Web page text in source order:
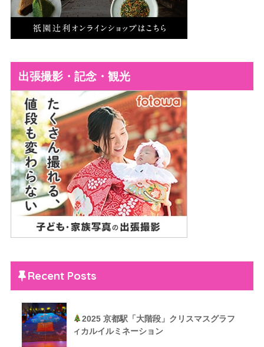
出張撮影・記念・観光
Recent Posts
2025 京都駅「大階段」クリスマスグラフ
ィカルイルミネーション